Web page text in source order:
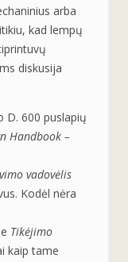
arba
kad lempų
diskusija
D. 600 puslapių
Handbook –
vadovėlis
Kodėl nėra
Tikėjimo
kaip tame